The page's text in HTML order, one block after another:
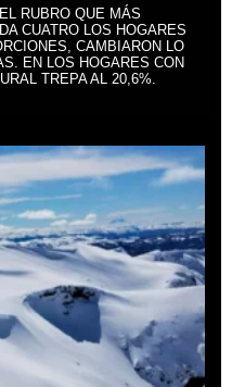
RUBRO QUE MÁS
CUATRO LOS HOGARES
CAMBIARON LO
EN LOS HOGARES CON
TREPA AL 20,6%.